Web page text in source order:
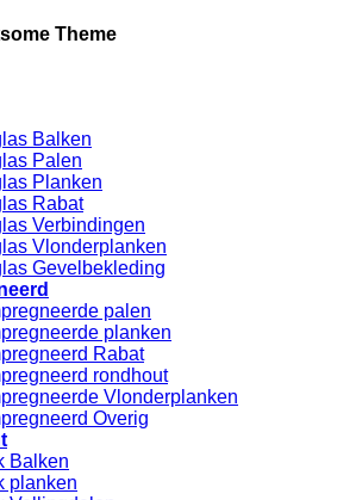
Theme
Balken
Palen
Planken
Rabat
Verbindingen
Vlonderplanken
Gevelbekleding
palen
planken
Rabat
rondhout
Vlonderplanken
Overig
Balken
planken